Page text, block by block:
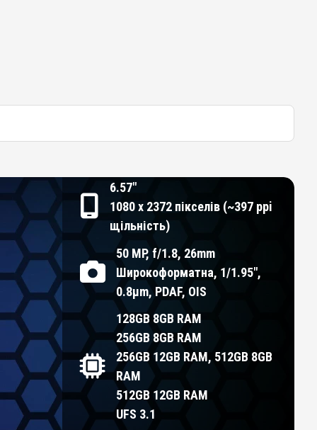
6.57"
1080 x 2372 пікселів (~397 ppi
щільність)
50 MP, f/1.8, 26mm
Широкоформатна, 1/1.95",
0.8µm, PDAF, OIS
128GB 8GB RAM
256GB 8GB RAM
256GB 12GB RAM, 512GB 8GB
RAM
512GB 12GB RAM
UFS 3.1